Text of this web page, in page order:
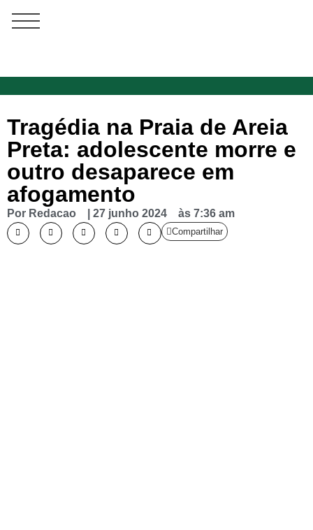
Tragédia na Praia de Areia
Preta: adolescente morre e
outro desaparece em
afogamento
Por Redacao 27 junho 2024 às 7:36 am
Compartilhar